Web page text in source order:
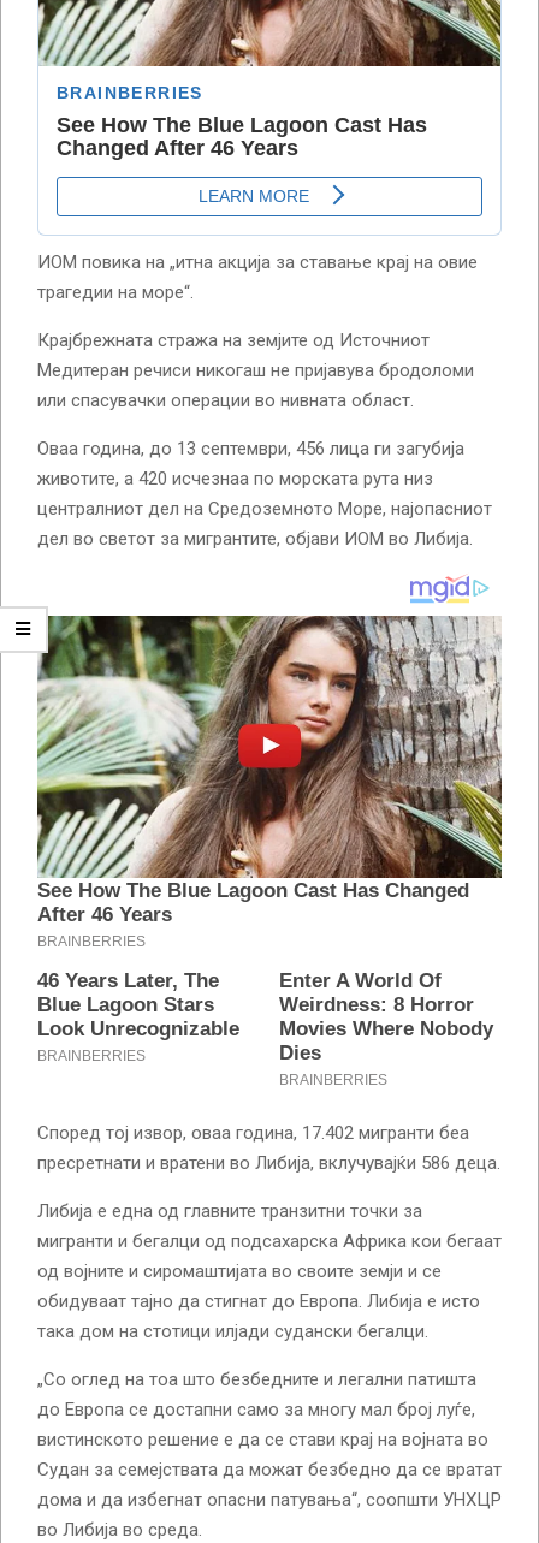
ИОМ повика на „итна акција за ставање крај на овие
трагедии на море“.
Крајбрежната стража на земјите од Источниот
Медитеран речиси никогаш не пријавува бродоломи
или спасувачки операции во нивната област.
Оваа година, до 13 септември, 456 лица ги загубија
животите, а 420 исчезнаа по морската рута низ
централниот дел на Средоземното Море, најопасниот
дел во светот за мигрантите, објави ИОМ во Либија.
Според тој извор, оваа година, 17.402 мигранти беа
пресретнати и вратени во Либија, вклучувајќи 586 деца.
Либија е една од главните транзитни точки за
мигранти и бегалци од подсахарска Африка кои бегаат
од војните и сиромаштијата во своите земји и се
обидуваат тајно да стигнат до Европа. Либија е исто
така дом на стотици илјади судански бегалци.
„Со оглед на тоа што безбедните и легални патишта
до Европа се достапни само за многу мал број луѓе,
вистинското решение е да се стави крај на војната во
Судан за семејствата да можат безбедно да се вратат
дома и да избегнат опасни патувања“, соопшти УНХЦР
во Либија во среда.